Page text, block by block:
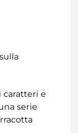
caratteri e
serie